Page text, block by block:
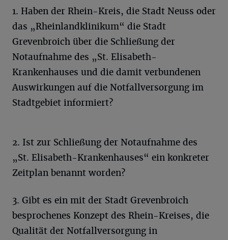
1. Haben der Rhein-Kreis, die Stadt Neuss oder
das „Rheinlandklinikum“ die Stadt
Grevenbroich über die Schließung der
Notaufnahme des „St. Elisabeth-
Krankenhauses und die damit verbundenen
Auswirkungen auf die Notfallversorgung im
Stadtgebiet informiert?
2. Ist zur Schließung der Notaufnahme des
„St. Elisabeth-Krankenhauses“ ein konkreter
Zeitplan benannt worden?
3. Gibt es ein mit der Stadt Grevenbroich
besprochenes Konzept des Rhein-Kreises, die
Qualität der Notfallversorgung in